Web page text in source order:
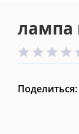
лампа
Поделиться: